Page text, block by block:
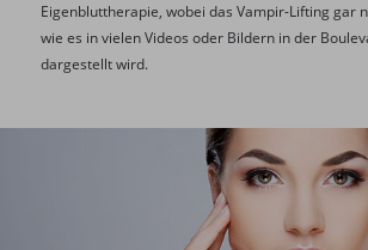
Eigenbluttherapie, wobei das Vampir-Lifting gar
wie es in vielen Videos oder Bildern in der
dargestellt wird.